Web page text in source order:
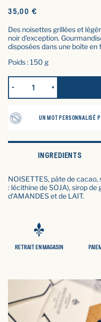
Prix
35,00 €
Des noisettes grillées et
noir d'exception.
disposées dans une boîte en
Poids : 150 g
RÉDUIRE LA QUANTITÉ
AUGMENTER
UN MOT PERSONNALISÉ
INGREDIENTS
NOISETTES, pâte de
: lécithine de SOJA), sirop
d'AMANDES et de LAIT.
RETRAIT EN MAGASIN